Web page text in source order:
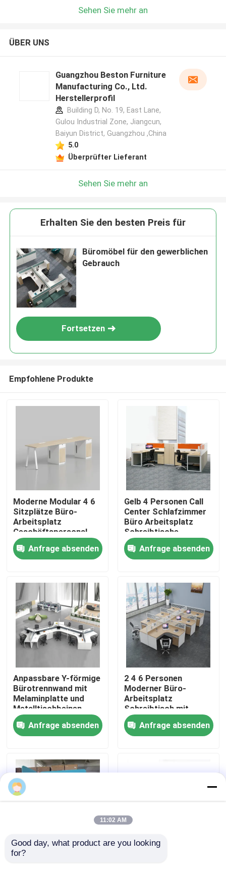
Produkte
Über uns
Werksbesichtigung
Qualitätskontrolle
Kontakt mit uns
Nachrichten
Fälle
Sehen Sie mehr an
ÜBER UNS
Guangzhou Beston Furniture
Manufacturing Co., Ltd.
Herstellerprofil
Building D, No. 19, East Lane,
Gulou Industrial Zone, Jiangcun,
Baiyun District, Guangzhou ,China
5.0
Überprüfter Lieferant
Sehen Sie mehr an
Erhalten Sie den besten Preis für
Büromöbel für den gewerblichen
Gebrauch
Fortsetzen
Empfohlene Produkte
Moderne Modular 4 6
Sitzplätze Büro-
Arbeitsplatz
Geschäftspersonal
Büro-Schreibtisch mit
Privacy-Bildschirm-
Partition
Anfrage absenden
Gelb 4 Personen Call
Center Schlafzimmer
Büro Arbeitsplatz
Schreibtische
Anfrage absenden
Anpassbare Y-förmige
Bürotrennwand mit
Melaminplatte und
Metalltischbeinen
Anfrage absenden
2 4 6 Personen
Moderner Büro-
Arbeitsplatz
Schreibtisch mit
Aluminiumprofil
Stoffmaterial und
30mm dicker Platte
Anfrage absenden
Anpassbare Größe
11:02 AM
Good day, what product are you looking
for?